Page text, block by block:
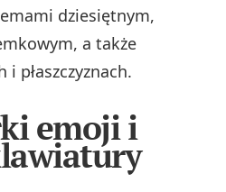
dziesiętnym,
a także
płaszczyznach.
emoji i